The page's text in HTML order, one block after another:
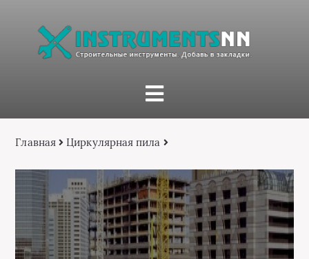
Главная Циркулярная пила